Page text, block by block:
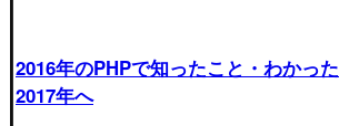
2016年のPHPで知ったこと・わかっ
2017年へ